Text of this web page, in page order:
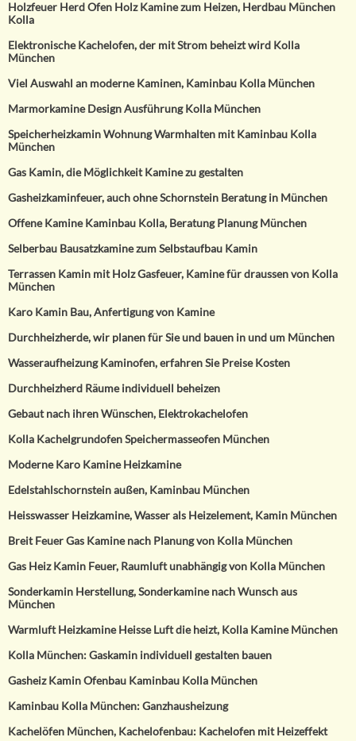
Holzfeuer Herd Ofen Holz Kamine zum Heizen, Herdbau München
Kolla
Elektronische Kachelofen, der mit Strom beheizt wird Kolla
München
Viel Auswahl an moderne Kaminen, Kaminbau Kolla München
Marmorkamine Design Ausführung Kolla München
Speicherheizkamin Wohnung Warmhalten mit Kaminbau Kolla
München
Gas Kamin, die Möglichkeit Kamine zu gestalten
Gasheizkaminfeuer, auch ohne Schornstein Beratung in München
Offene Kamine Kaminbau Kolla, Beratung Planung München
Selberbau Bausatzkamine zum Selbstaufbau Kamin
Terrassen Kamin mit Holz Gasfeuer, Kamine für draussen von Kolla
München
Karo Kamin Bau, Anfertigung von Kamine
Durchheizherde, wir planen für Sie und bauen in und um München
Wasseraufheizung Kaminofen, erfahren Sie Preise Kosten
Durchheizherd Räume individuell beheizen
Gebaut nach ihren Wünschen, Elektrokachelofen
Kolla Kachelgrundofen Speichermasseofen München
Moderne Karo Kamine Heizkamine
Edelstahlschornstein außen, Kaminbau München
Heisswasser Heizkamine, Wasser als Heizelement, Kamin München
Breit Feuer Gas Kamine nach Planung von Kolla München
Gas Heiz Kamin Feuer, Raumluft unabhängig von Kolla München
Sonderkamin Herstellung, Sonderkamine nach Wunsch aus
München
Warmluft Heizkamine Heisse Luft die heizt, Kolla Kamine München
Kolla München: Gaskamin individuell gestalten bauen
Gasheiz Kamin Ofenbau Kaminbau Kolla München
Kaminbau Kolla München: Ganzhausheizung
Kachelöfen München, Kachelofenbau: Kachelofen mit Heizeffekt